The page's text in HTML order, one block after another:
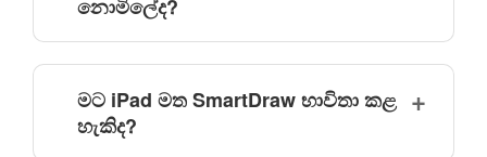
නොමිලේද?
මට iPad මත SmartDraw භාවිතා කළ
හැකිද?